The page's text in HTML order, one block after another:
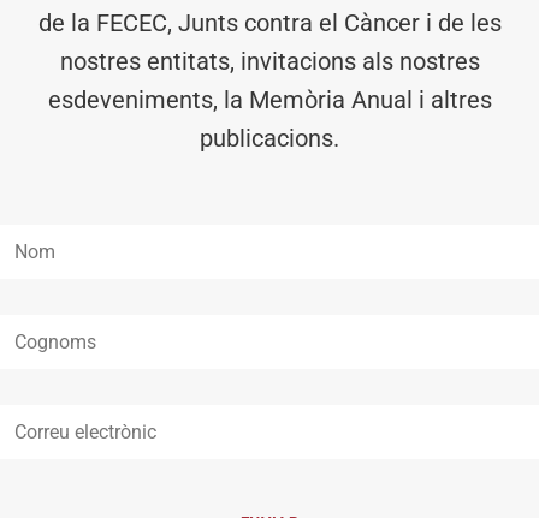
de la FECEC, Junts contra el Càncer i de les
nostres entitats, invitacions als nostres
esdeveniments, la Memòria Anual i altres
publicacions.